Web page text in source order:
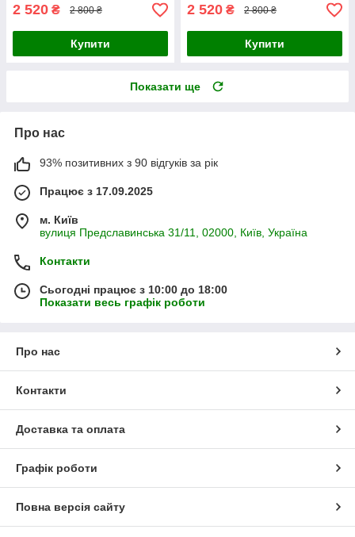
2 520 ₴ 2 800 ₴
Купити
2 520 ₴ 2 800 ₴
Купити
Показати ще
Про нас
93% позитивних з 90 відгуків за рік
Працює з 17.09.2025
м. Київ
вулиця Предславинська 31/11, 02000, Київ, Україна
Контакти
Сьогодні працює з 10:00 до 18:00
Показати весь графік роботи
Про нас
Контакти
Доставка та оплата
Графік роботи
Повна версія сайту